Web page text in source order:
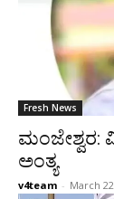
Fresh News
ಮಂಜೇಶ್ವರ:
ಅಂತ್ಯ
v4team - March